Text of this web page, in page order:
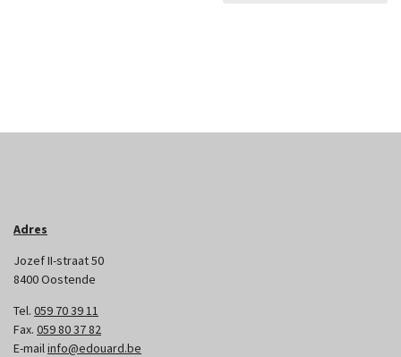
Adres
Jozef II-straat 50
8400 Oostende
Tel. 059 70 39 11
Fax. 059 80 37 82
E-mailinfo@edouard.be